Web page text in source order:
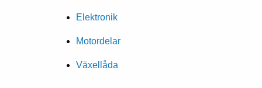
Elektronik
Motordelar
Växellåda